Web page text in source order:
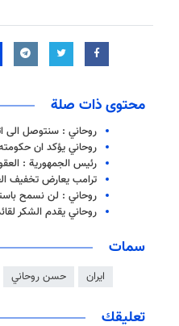
محتوى ذات صلة
روحاني : سنتوصل الى
روحاني يؤكد ان
رئيس الجمهورية :
ترامب يعارض تخفيف
روحاني : لن نسمح
روحاني يقدم الشكر
سمات
ايران حسن روحاني
تعليقك